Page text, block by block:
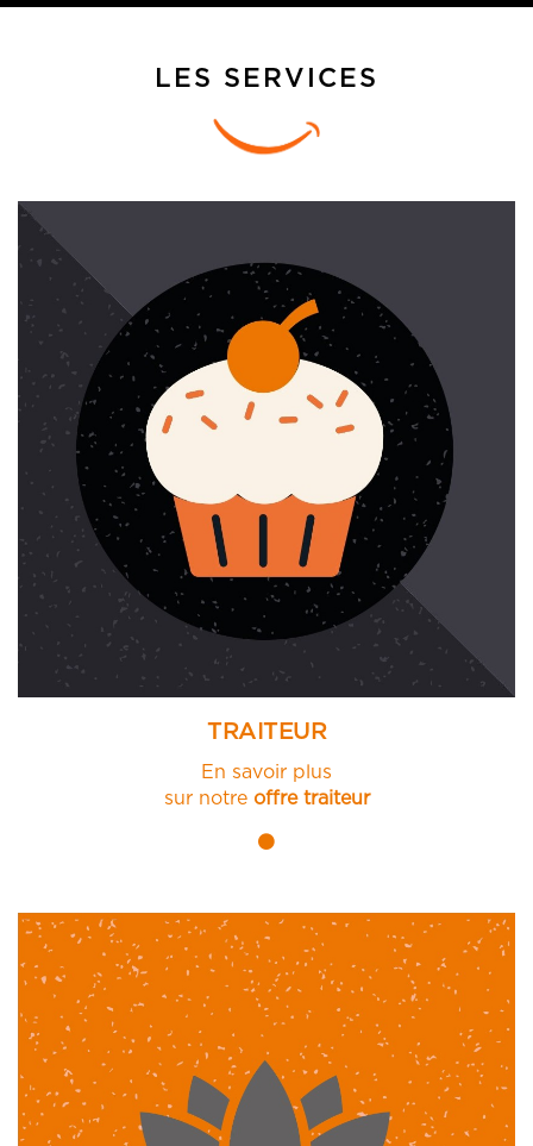
LES SERVICES
TRAITEUR
En savoir plus
sur notre offre traiteur